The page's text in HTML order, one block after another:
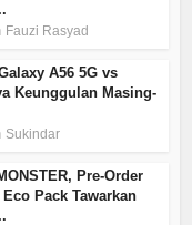
Fauzi Rasyad
A56 5G vs
Keunggulan Masing-
Sukindar
Pre-Order
Pack Tawarkan